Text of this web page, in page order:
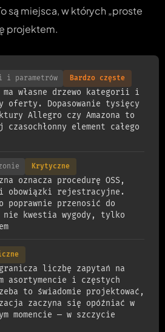
są miejsca, w których „proste
projektem.
i parametrów
ma własne drzewo kategorii i
oferty. Dopasowanie tysięcy
Allegro czy Amazona to
element całego
Bardzo częste
oznacza procedurę OSS,
i obowiązki rejestracyjne.
przenosić do
nie kwestia wygody, tylko
Krytyczne
liczbę zapytań na
asortymencie i częstych
to świadomie projektować,
zaczyna się opóźniać w
momencie — w szczycie